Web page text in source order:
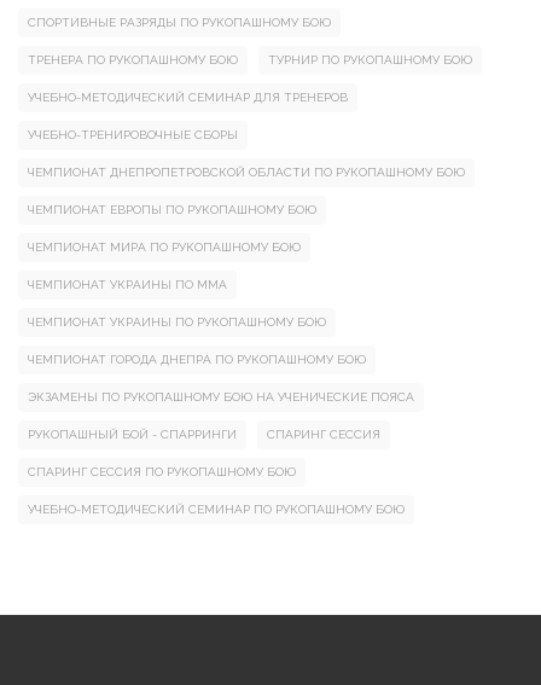
СПОРТИВНЫЕ РАЗРЯДЫ ПО РУКОПАШНОМУ БОЮ
ТРЕНЕРА ПО РУКОПАШНОМУ БОЮ ТУРНИР ПО РУКОПАШНОМУ БОЮ
УЧЕБНО-МЕТОДИЧЕСКИЙ СЕМИНАР ДЛЯ ТРЕНЕРОВ
УЧЕБНО-ТРЕНИРОВОЧНЫЕ СБОРЫ
ЧЕМПИОНАТ ДНЕПРОПЕТРОВСКОЙ ОБЛАСТИ ПО РУКОПАШНОМУ БОЮ
ЧЕМПИОНАТ ЕВРОПЫ ПО РУКОПАШНОМУ БОЮ
ЧЕМПИОНАТ МИРА ПО РУКОПАШНОМУ БОЮ
ЧЕМПИОНАТ УКРАИНЫ ПО ММА
ЧЕМПИОНАТ УКРАИНЫ ПО РУКОПАШНОМУ БОЮ
ЧЕМПИОНАТ ГОРОДА ДНЕПРА ПО РУКОПАШНОМУ БОЮ
ЭКЗАМЕНЫ ПО РУКОПАШНОМУ БОЮ НА УЧЕНИЧЕСКИЕ ПОЯСА
РУКОПАШНЫЙ БОЙ - СПАРРИНГИ СПАРИНГ СЕССИЯ
СПАРИНГ СЕССИЯ ПО РУКОПАШНОМУ БОЮ
УЧЕБНО-МЕТОДИЧЕСКИЙ СЕМИНАР ПО РУКОПАШНОМУ БОЮ